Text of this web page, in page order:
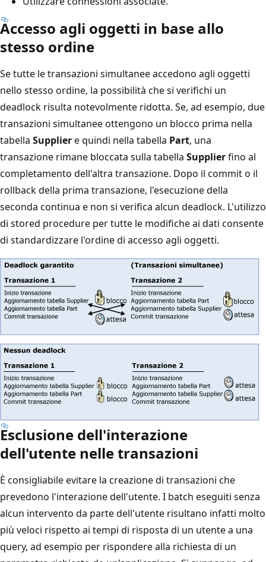
Accesso agli oggetti in base allo
stesso ordine
Se tutte le transazioni simultanee accedono agli oggetti
nello stesso ordine, la possibilità che si verifichi un
deadlock risulta notevolmente ridotta. Se, ad esempio, due
transazioni simultanee ottengono un blocco prima nella
tabella Suppliere quindi nella tabella Part, una
transazione rimane bloccata sulla tabella Supplierfino al
completamento dell'altra transazione. Dopo il commit o il
rollback della prima transazione, l'esecuzione della
seconda continua e non si verifica alcun deadlock. L'utilizzo
di stored procedure per tutte le modifiche ai dati consente
di standardizzare l'ordine di accesso agli oggetti.
Esclusione dell'interazione
dell'utente nelle transazioni
È consigliabile evitare la creazione di transazioni che
prevedono l'interazione dell'utente. I batch eseguiti senza
alcun intervento da parte dell'utente risultano infatti molto
più veloci rispetto ai tempi di risposta di un utente a una
query, ad esempio per rispondere alla richiesta di un